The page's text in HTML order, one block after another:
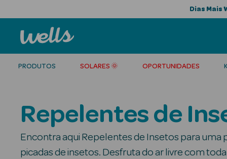
Dias Mais
PRODUTOS SOLARES 🌞 OPORTUNIDADES
Repelentes de
Encontra aqui Repelentes de Insetos para
picadas de insetos. Desfruta do ar livre com